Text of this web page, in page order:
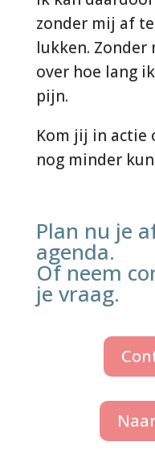
zonder mij af
lukken.
over hoe lang
pijn.
Kom jij in actie
nog minder
Plan nu je
agenda.
Of neem
je vraag.